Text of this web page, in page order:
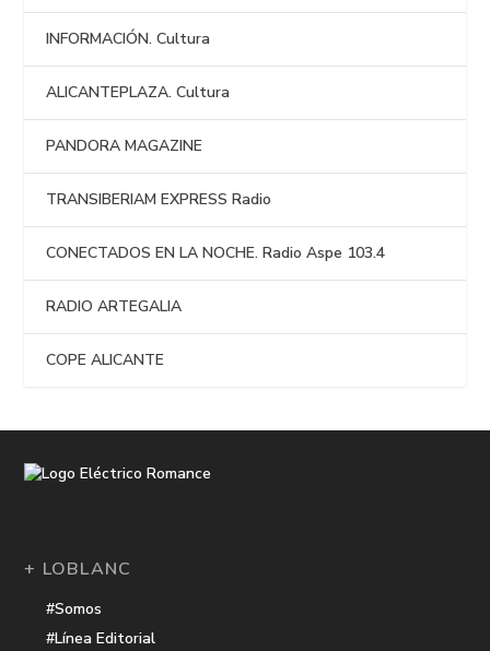
INFORMACIÓN. Cultura
ALICANTEPLAZA. Cultura
PANDORA MAGAZINE
TRANSIBERIAM EXPRESS Radio
CONECTADOS EN LA NOCHE. Radio Aspe 103.4
RADIO ARTEGALIA
COPE ALICANTE
+ LOBLANC
#Somos
#Línea Editorial